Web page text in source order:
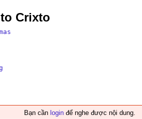
Crixto
Bạn cần loginđể nghe được nội dung.